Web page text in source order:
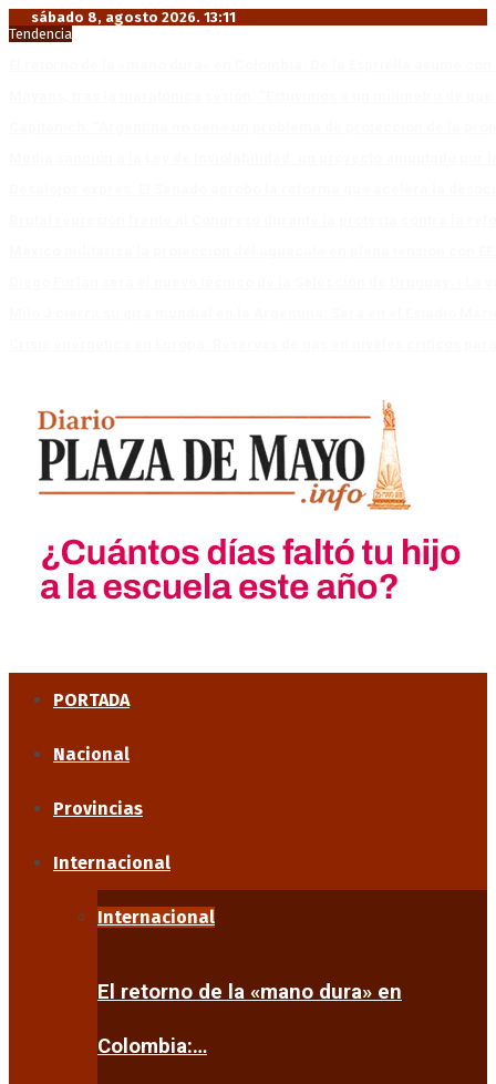
sábado 8, agosto 2026. 13:11
Tendencia
PORTADA
Nacional
Provincias
Internacional
Internacional
El retorno de la «mano dura» en
Colombia:…